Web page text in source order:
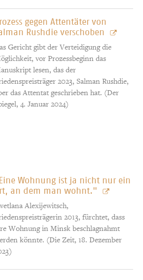
gegen Attentäter von
Rushdie verschoben
Gericht gibt der Verteidigung die
vor Prozessbeginn das
lesen, das der
2023, Salman Rushdie,
das Attentat geschrieben hat. (Der
4. Januar 2024)
Wohnung ist ja nicht nur ein
an dem man wohnt."
Alexijewitsch,
2013, fürchtet, dass
Wohnung in Minsk beschlagnahmt
könnte. (Die Zeit, 18. Dezember